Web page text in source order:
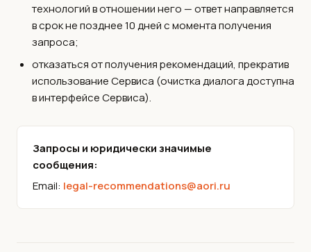
технологий в отношении него — ответ направляется
в срок не позднее 10 дней с момента получения
запроса;
отказаться от получения рекомендаций, прекратив
использование Сервиса (очистка диалога доступна
в интерфейсе Сервиса).
Запросы и юридически значимые
сообщения:
Email: legal-recommendations@aori.ru